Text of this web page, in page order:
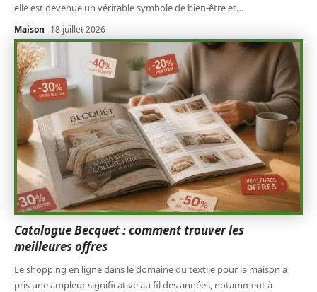
elle est devenue un véritable symbole de bien-être et…
Maison 18 juillet 2026
Catalogue Becquet : comment trouver les
meilleures offres
Le shopping en ligne dans le domaine du textile pour la maison a
pris une ampleur significative au fil des années, notamment à